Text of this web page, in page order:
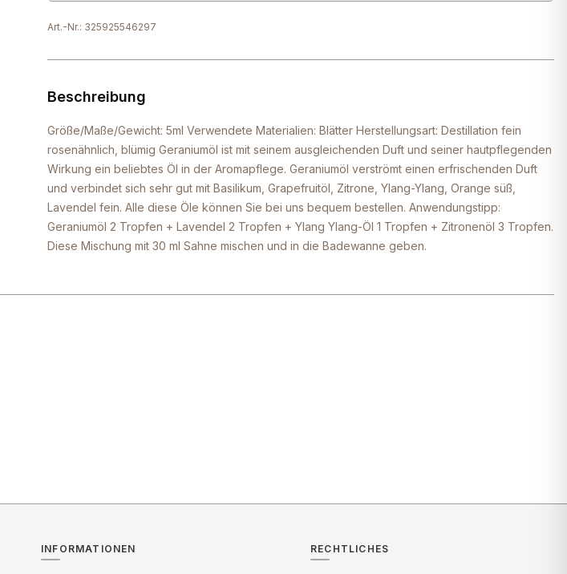
Art.-Nr.: 325925546297
Beschreibung
Größe/Maße/Gewicht: 5ml Verwendete Materialien: Blätter Herstellungsart: Destillation fein
rosenähnlich, blümig Geraniumöl ist mit seinem ausgleichenden Duft und seiner hautpflegenden
Wirkung ein beliebtes Öl in der Aromapflege. Geraniumöl verströmt einen erfrischenden Duft
und verbindet sich sehr gut mit Basilikum, Grapefruitöl, Zitrone, Ylang-Ylang, Orange süß,
Lavendel fein. Alle diese Öle können Sie bei uns bequem bestellen. Anwendungstipp:
Geraniumöl 2 Tropfen + Lavendel 2 Tropfen + Ylang Ylang-Öl 1 Tropfen + Zitronenöl 3 Tropfen.
Diese Mischung mit 30 ml Sahne mischen und in die Badewanne geben.
INFORMATIONEN RECHTLICHES